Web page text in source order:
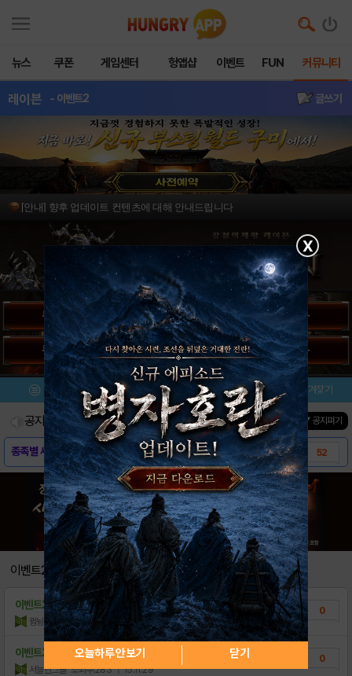
뉴스 쿠폰 게임센터 헝앱샵 이벤트 FUN 커뮤니티
레이븐 - 이벤트2 글쓰기
[안내] 향후 업데이트 컨텐츠에 대해 안내드립니다
무기/방어구 선택 팁 -공통- 무기/방어구 선택 팁 -휴먼-
무기/방어구 선택 팁 -엘프- 무기/방어구 선택 팁 -반고-
메뉴 이벤트/미션 설치/평가 즐겨찾기
공지사항 진행중인 이벤트0건 ▼ 공지펴기
종족별 세트 아이템 모아보기 -휴먼편- 52
종족별 세트 아이템 모아보기 -엘프편- 20
종족별 세트 아이템 모아보기 -반고편-
[가이드] 레이븐 캐릭터 정보 모음
[가이드] 레이븐 기본 가이드 모음
[가이드] 레이븐 FAQ 모음집
[모비 사전예약] RAVEN : 부활 REVI.. 0
이벤트2
이벤트2 48 엘프팝니다 6만원..
뀜뉭 조회수:207 | 16.07.05
0
이벤트2 ★★★이벤트코드:ETENJVGA★★★[1명 부..
서늘한그늘 조회수:283 | 15.11.29
0
X
오늘하루 안보기 닫기